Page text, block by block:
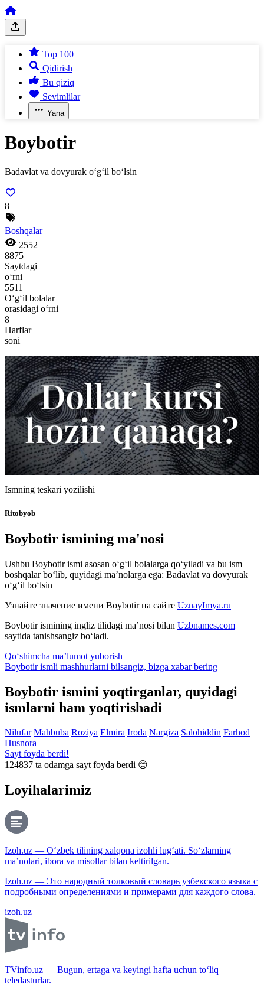
Top 100
Qidirish
Bu qiziq
Sevimlilar
Yana
Boybotir
Badavlat va dovyurak o‘g‘il bo‘lsin
8
Boshqalar
2552
8875
Saytdagi
o‘rni
5511
O‘g‘il bolalar
orasidagi o‘rni
8
Harflar
soni
Ismning teskari yozilishi
Ritobyob
Boybotir ismining ma'nosi
Ushbu Boybotir ismi asosan o‘g‘il bolalarga qo‘yiladi va bu ism
boshqalar bo‘lib, quyidagi ma’nolarga ega: Badavlat va dovyurak
o‘g‘il bo‘lsin
Узнайте значение имени Boybotirна сайте UznayImya.ru
Boybotirismining ingliz tilidagi ma’nosi bilan Uzbnames.com
saytida tanishsangiz bo‘ladi.
Qo‘shimcha ma’lumot yuborish
Boybotir ismli mashhurlarni bilsangiz, bizga xabar bering
Boybotir ismini yoqtirganlar, quyidagi
ismlarni ham yoqtirishadi
Nilufar Mahbuba Roziya Elmira Iroda Nargiza Salohiddin Farhod
Husnora
Sayt foyda berdi!
124837 ta odamga sayt foyda berdi 😊
Loyihalarimiz
Izoh.uz — O‘zbek tilining xalqona izohli lug‘ati. So‘zlarning
ma’nolari, ibora va misollar bilan keltirilgan.
Izoh.uz — Это народный толковый словарь узбекского языка с
подробными определениями и примерами для каждого слова.
izoh.uz
TVinfo.uz — Bugun, ertaga va keyingi hafta uchun to‘liq
teledasturlar.